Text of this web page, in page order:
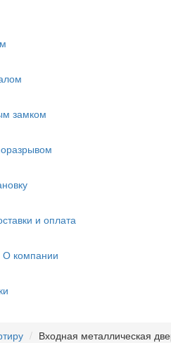
замком
и оплата
О компании
Входная металлическая